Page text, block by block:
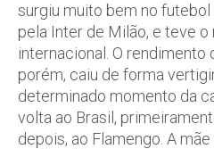
surgiu muito bem no futebol
pela Inter de Milão, e teve
internacional. O rendimento
porém, caiu de forma
determinado momento da
volta ao Brasil,
depois, ao Flamengo. A